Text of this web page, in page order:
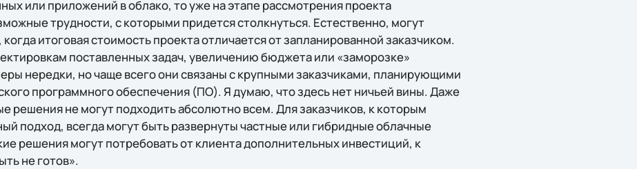
или приложений в облако, то уже на этапе рассмотрения проекта
трудности, с которыми придется столкнуться. Естественно, могут
итоговая стоимость проекта отличается от запланированной заказчиком.
поставленных задач, увеличению бюджета или «заморозке»
нередки, но чаще всего они связаны с крупными заказчиками, планирующими
программного обеспечения (ПО). Я думаю, что здесь нет ничьей вины. Даже
решения не могут подходить абсолютно всем. Для заказчиков, к которым
подход, всегда могут быть развернуты частные или гибридные облачные
решения могут потребовать от клиента дополнительных инвестиций, к
не готов».